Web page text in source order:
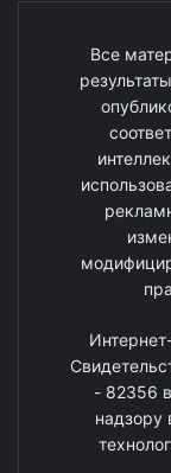
Все
- 82356
надзору